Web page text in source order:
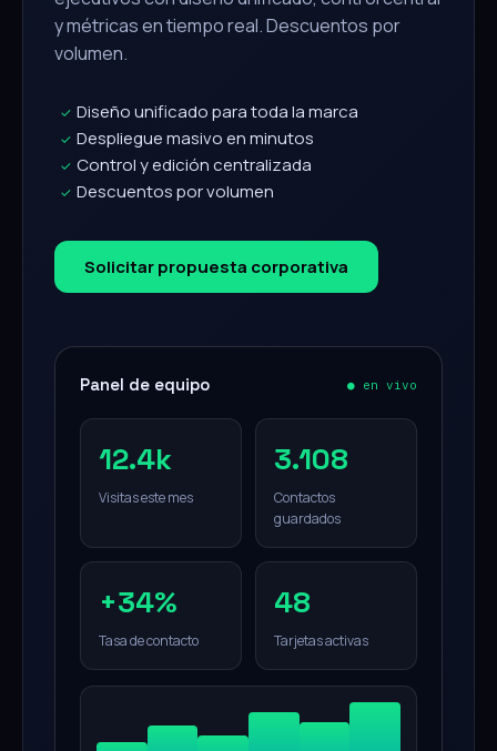
y métricas en tiempo real. Descuentos por
volumen.
✓ Diseño unificado para toda la marca
✓ Despliegue masivo en minutos
✓ Control y edición centralizada
✓ Descuentos por volumen
Solicitar propuesta corporativa
Panel de equipo ● en vivo
12.4k
Visitas este mes
3.108
Contactos
guardados
+34%
Tasa de contacto
48
Tarjetas activas